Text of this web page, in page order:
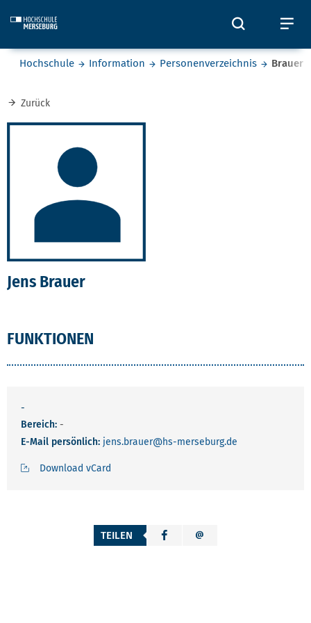
Öffnet
Sie befinden sich hier:
Hochschule Information Personenverzeichnis Brauer
Zurück
Jens Brauer
FUNKTIONEN
-
Bereich: -
E-Mail persönlich: jens.brauer@hs-merseburg.de
Download vCard
TEILEN